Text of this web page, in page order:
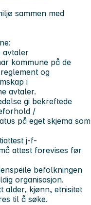
sammen med
avtaler
kommune på de
og
i
avtaler.
gi bekreftede
/
på eget skjema som
j-f-
attest forevises før
befolkningen
organisasjon.
alder, kjønn, etnisitet
til å søke.